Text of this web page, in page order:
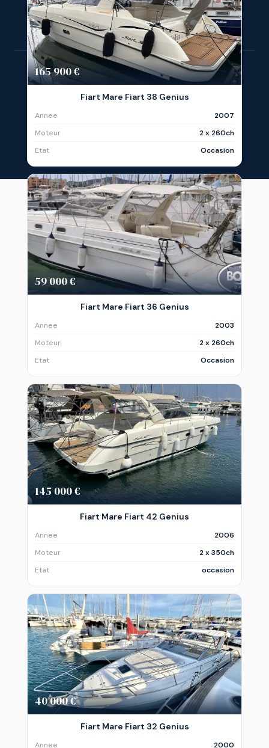
165 900 €
Fiart Mare Fiart 38 Genius
Annee
2007
Moteur
2 x 260ch
Etat
Occasion
59 000 €
Fiart Mare Fiart 36 Genius
Annee
2003
Moteur
2 x 260ch
Etat
Occasion
145 000 €
Fiart Mare Fiart 42 Genius
Annee
2006
Moteur
2 x 350ch
Etat
occasion
40 000 €
Fiart Mare Fiart 32 Genius
Annee 2000